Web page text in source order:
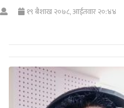
१९ बैशाख २०७८, आईतवार २०:४४